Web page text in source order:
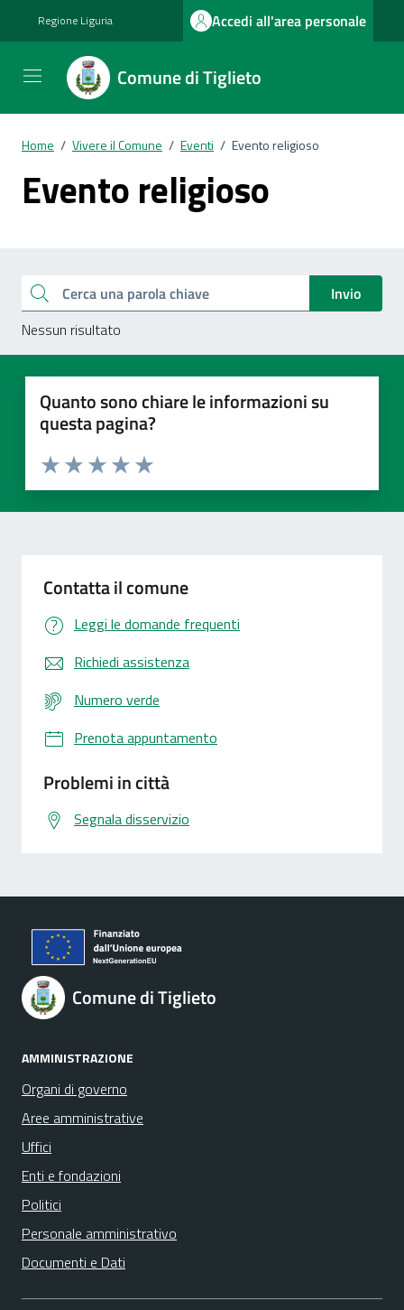
Regione Liguria Accedi all'area personale
Comune di Tiglieto
Home / Vivere il Comune / Eventi / Evento religioso
Evento religioso
Esplora tutti i documenti
Cerca una parola chiave
Invio
Nessun risultato
Quanto sono chiare le informazioni su
questa pagina?
Valuta 5 stelle su 5
Valuta 4 stelle su 5
Valuta 3 stelle su 5
Valuta 2 stelle su 5
Valuta 1 stelle su 5
Contatta il comune
Leggi le domande frequenti
Richiedi assistenza
Numero verde
Prenota appuntamento
Problemi in città
Segnala disservizio
Comune di Tiglieto
AMMINISTRAZIONE
Organi di governo
Aree amministrative
Uffici
Enti e fondazioni
Politici
Personale amministrativo
Documenti e Dati